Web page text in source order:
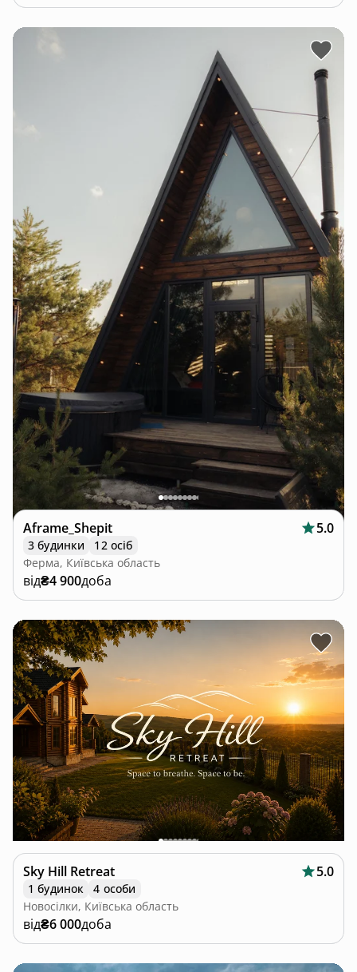
Aframe_Shepit 5.0
3 будинки
12 осіб
Ферма, Київська область
від₴4 900доба
Sky Hill Retreat 5.0
1 будинок
4 особи
Новосілки, Київська область
від₴6 000доба